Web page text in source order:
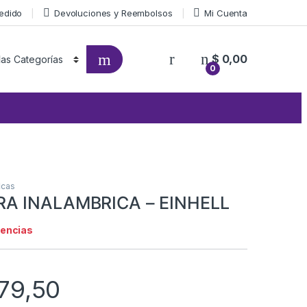
Devoluciones y Reembolsos Mi Cuenta
0
$ 0,00
INALAMBRICA – EINHELL